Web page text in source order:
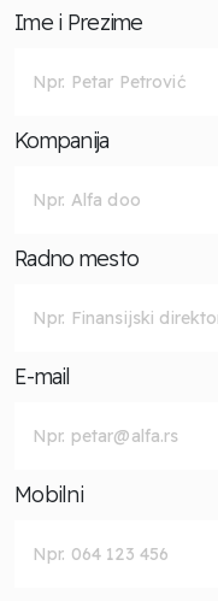
Ime i Prezime
Kompanija
Radno mesto
E-mail
Mobilni